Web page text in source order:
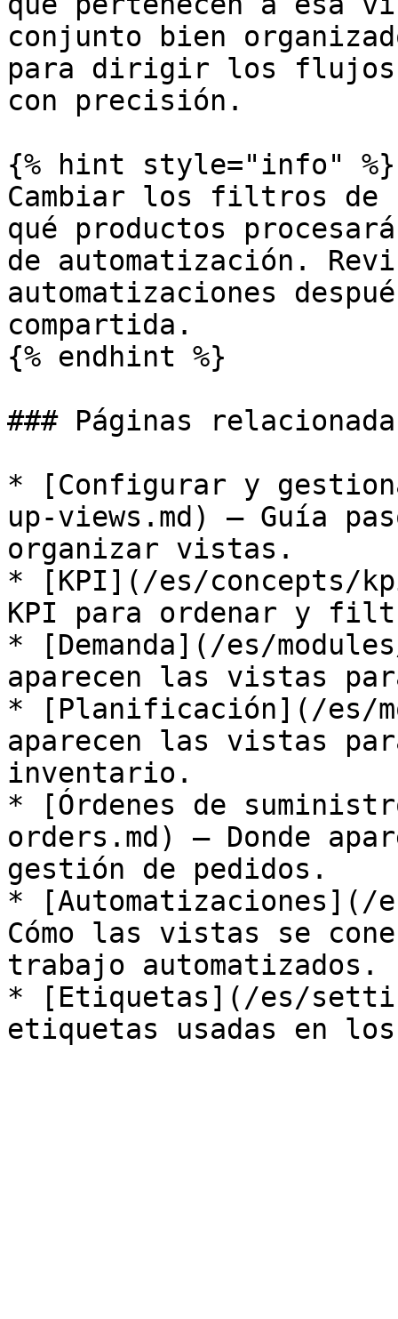
conjunto bien
para dirigir los flujos
con precisión.
{% hint style="info" %}
Cambiar los filtros de
qué productos
de automatización.
automatizaciones
compartida.
{% endhint %}
### Páginas
* [Configurar y
up-views.md) — Guía
organizar vistas.
* [KPI](/es/concepts/
KPI para ordenar y
* [Demanda](/es/
aparecen las vistas
* [Planificación](/es/
aparecen las vistas
inventario.
* [Órdenes de
orders.md) — Donde
gestión de pedidos.
* [Automatizaciones](/
Cómo las vistas se
trabajo automatizados.
* [Etiquetas](/es/